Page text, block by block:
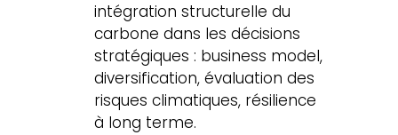
intégration structurelle du
carbone dans les décisions
stratégiques : business model,
diversification, évaluation des
risques climatiques, résilience
à long terme.